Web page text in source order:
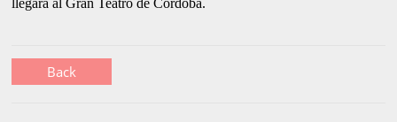
llegará al Gran Teatro de Córdoba.
Back